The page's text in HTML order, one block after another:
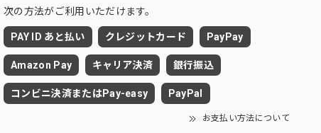
次の方法がご利用いただけます。
PAY ID あと払い クレジットカード PayPay
Amazon Pay キャリア決済 銀行振込
コンビニ決済またはPay-easy PayPal
お支払い方法について